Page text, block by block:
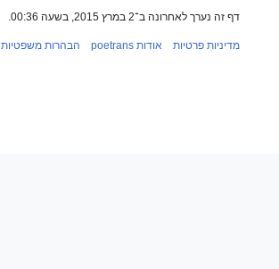
דף זה נערך לאחרונה ב־2 במרץ 2015, בשעה 00:36.
מדיניות פרטיות אודות poetrans הבהרות משפטיות